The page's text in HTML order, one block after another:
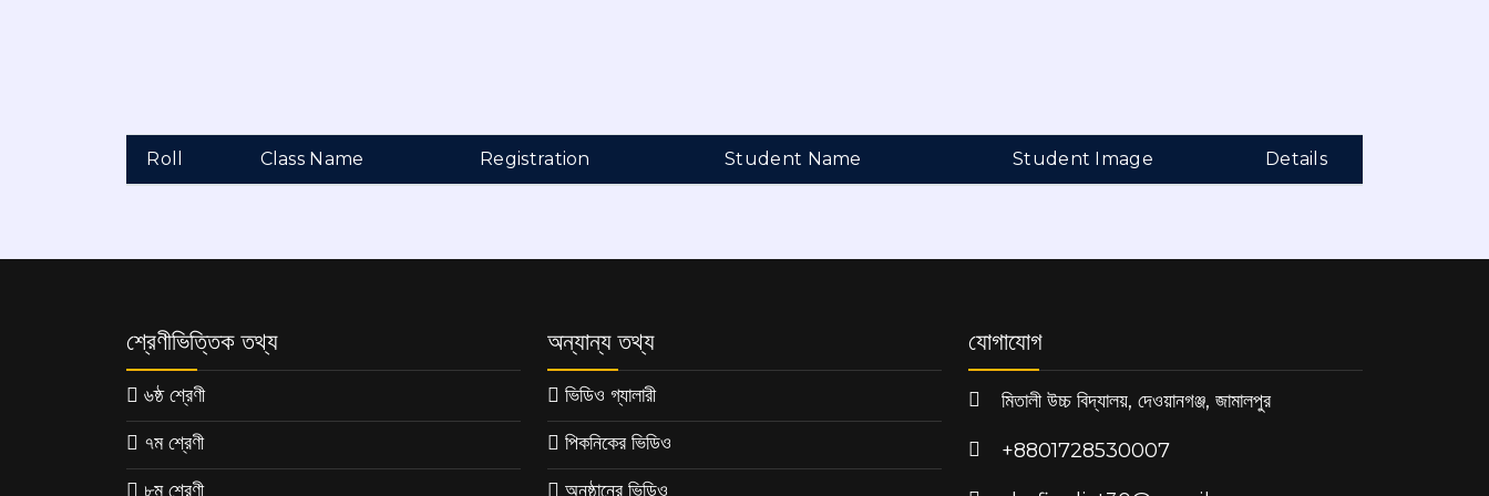
Roll Class Name Registration Student Name Student Image Details
শ্রেণীভিত্তিক তথ্য
৬ষ্ঠ শ্রেণী
৭ম শ্রেণী
৮ম শ্রেণী
অন্যান্য তথ্য
ভিডিও গ্যালারী
পিকনিকের ভিডিও
অনুষ্ঠানের ভিডিও
যোগাযোগ
মিতালী উচ্চ বিদ্যালয়, দেওয়ানগঞ্জ, জামালপুর
+8801728530007